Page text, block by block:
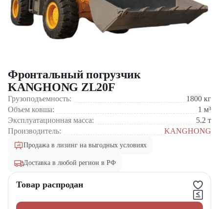
Фронтальный погрузчик
KANGHONG ZL20F
Грузоподъемность: 1800 кг
Объем ковша:
1 м³
Эксплуатационная масса:
5.2 т
Производитель:
KANGHONG
Продажа в лизинг на выгодных условиях
Доставка в любой регион в РФ
Товар распродан